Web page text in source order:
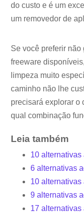
do custo e é um
um removedor de
Se você preferir
freeware
limpeza muito
caminho não lhe
precisará explorar o
qual combinação
Leia também
10
6 alternativas
10 alternativas
9 alternativas
17 alternativas